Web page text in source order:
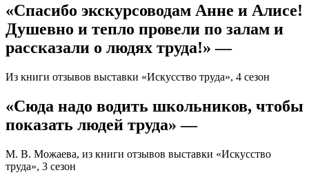
«Спасибо экскурсоводам Анне и Алисе!
Душевно и тепло провели по залам и
рассказали о людях труда!» —
Из книги отзывов выставки «Искусство труда», 4 сезон
«Сюда надо водить школьников, чтобы
показать людей труда» —
М. В. Можаева, из книги отзывов выставки «Искусство
труда», 3 сезон